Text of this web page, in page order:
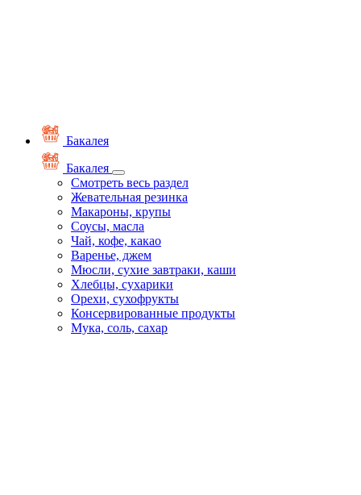
Бакалея
Бакалея
Смотреть весь раздел
Жевательная резинка
Макароны, крупы
Соусы, масла
Чай, кофе, какао
Варенье, джем
Мюсли, сухие завтраки, каши
Хлебцы, сухарики
Орехи, сухофрукты
Консервированные продукты
Мука, соль, сахар